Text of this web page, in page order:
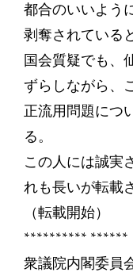
都合のいいよう
剥奪されている
国会質疑でも、
ずらしながら、
正流用問題につ
る。
この人には誠実
れも長いが転載
（転載開始）
********** ******
衆議院内閣委員